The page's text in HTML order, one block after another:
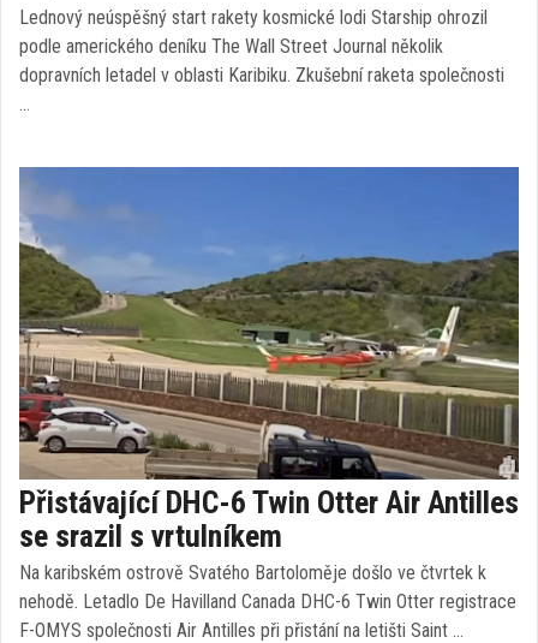
Lednový neúspěšný start rakety kosmické lodi Starship ohrozil
podle amerického deníku The Wall Street Journal několik
dopravních letadel v oblasti Karibiku. Zkušební raketa společnosti
…
Přistávající DHC-6 Twin Otter Air Antilles
se srazil s vrtulníkem
Na karibském ostrově Svatého Bartoloměje došlo ve čtvrtek k
nehodě. Letadlo De Havilland Canada DHC-6 Twin Otter registrace
F-OMYS společnosti Air Antilles při přistání na letišti Saint …